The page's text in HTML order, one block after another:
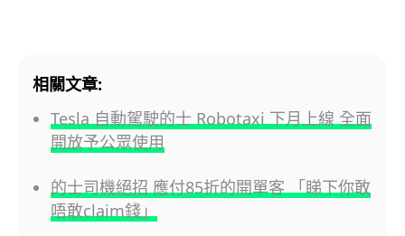
相關文章:
Tesla 自動駕駛的士 Robotaxi 下月上線 全面
開放予公眾使用
的士司機絕招 應付85折的開單客 「睇下你敢
唔敢claim錢」